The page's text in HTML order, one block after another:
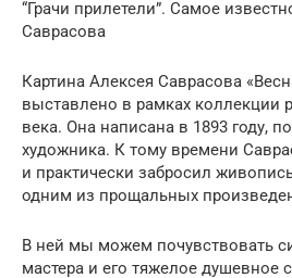
“Грачи прилетели”. Самое
Саврасова
Картина Алексея Саврасова
выставлено в рамках коллекции
века. Она написана в 1893 году,
художника. К тому времени
и практически забросил
одним из прощальных
В ней мы можем почувствовать
мастера и его тяжелое душевное